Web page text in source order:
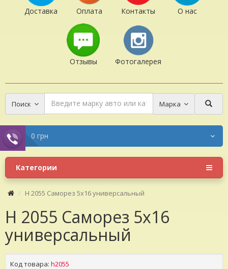
Доставка Оплата Контакты О нас
Отзывы Фотогалерея
Поиск Марка
0 грн
Категории
H 2055 Саморез 5x16 универсальный
H 2055 Саморез 5x16
универсальный
Код товара: h2055